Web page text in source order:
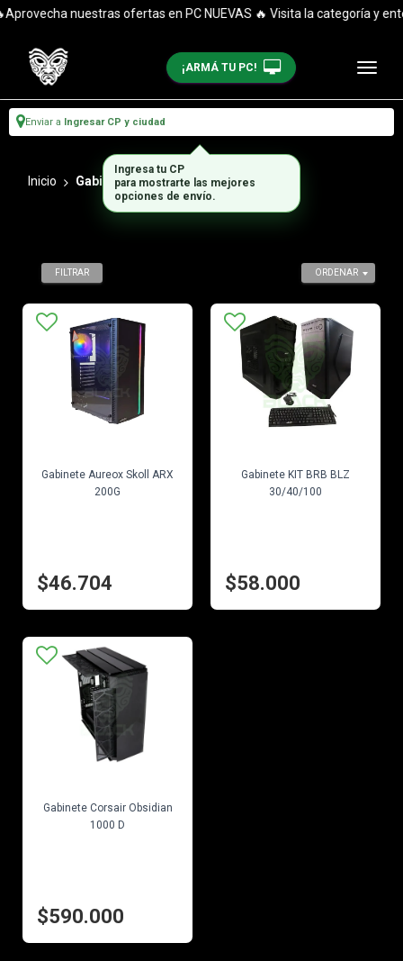
nuestras ofertas en PC NUEVAS 🔥 Visita la categoría y
¡ARMÁ TU PC!
Enviar a Ingresar CP y ciudad
Inicio Gabinetes
ORDENAR
FILTRAR
Gabinete Aureox Skoll ARX
200G
$46.704
Gabinete KIT BRB BLZ
30/40/100
$58.000
Gabinete Corsair Obsidian
1000 D
$590.000
Ingresa tu CP
para mostrarte las mejores
opciones de envío.